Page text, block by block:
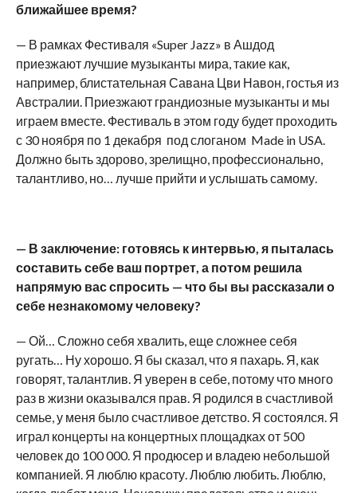
ближайшее время?
— В рамках Фестиваля «Super Jazz» в Ашдод
приезжают лучшие музыканты мира, такие как,
например, блистательная Савана Цви Навон, гостья из
Австралии. Приезжают грандиозные музыканты и мы
играем вместе. Фестиваль в этом году будет проходить
с 30 ноября по 1 декабря под слоганом Made in USA.
Должно быть здорово, зрелищно, профессионально,
талантливо, но… лучше прийти и услышать самому.
— В заключение: готовясь к интервью, я пыталась
составить себе ваш портрет, а потом решила
напрямую вас спросить — что бы вы рассказали о
себе незнакомому человеку?
— Ой… Сложно себя хвалить, еще сложнее себя
ругать… Ну хорошо. Я бы сказал, что я пахарь. Я, как
говорят, талантлив. Я уверен в себе, потому что много
раз в жизни оказывался прав. Я родился в счастливой
семье, у меня было счастливое детство. Я состоялся. Я
играл концерты на концертных площадках от 500
человек до 100 000. Я продюсер и владею небольшой
компанией. Я люблю красоту. Люблю любить. Люблю,